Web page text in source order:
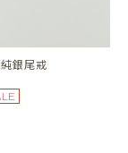
銀尾戒